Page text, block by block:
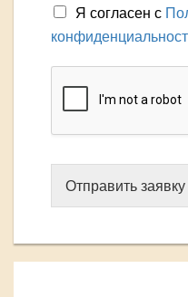
Я согласен с
Отправить заявку